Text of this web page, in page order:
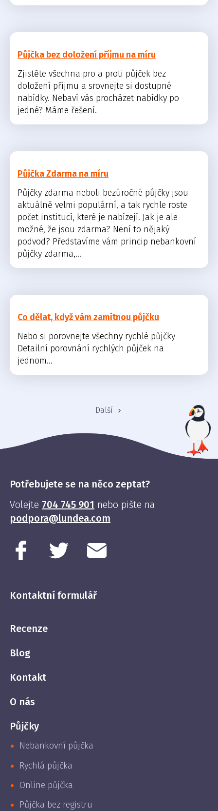
Půjčka bez doložení příjmu na míru
Zjistěte všechna pro a proti půjček bez
doložení příjmu a srovnejte si dostupné
nabídky. Nebaví vás procházet nabídky po
jedné? Máme řešení.
Půjčka Zdarma na míru
Půjčky zdarma neboli bezúročné půjčky jsou
aktuálně velmi populární, a tak rychle roste
počet institucí, které je nabízejí. Jak je ale
možné, že jsou zdarma? Není to nějaký
podvod? Představíme vám princip nebankovní
půjčky zdarma,...
Co dělat, když vám zamítnou půjčku
Nebo si porovnejte všechny rychlé půjčky
Detailní porovnání rychlých půjček na
jednom...
Další
Potřebujete se na něco zeptat?
Volejte 704 745 901 nebo pište na
podpora@lundea.com
Kontaktní formulář
Recenze
Blog
Kontakt
O nás
Půjčky
Nebankovní půjčka
Rychlá půjčka
Online půjčka
Půjčka bez registru